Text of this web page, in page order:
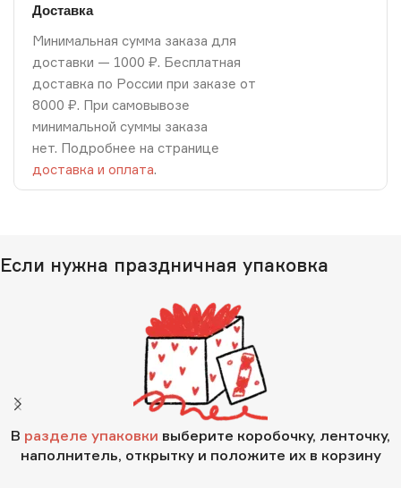
Доставка
Минимальная сумма заказа для
доставки — 1000 ₽. Бесплатная
доставка по России при заказе от
8000 ₽. При самовывозе
минимальной суммы заказа
нет. Подробнее на странице
доставка и оплата.
Если нужна праздничная упаковка
В разделе упаковки выберите коробочку, ленточку,
наполнитель, открытку и положите их в корзину